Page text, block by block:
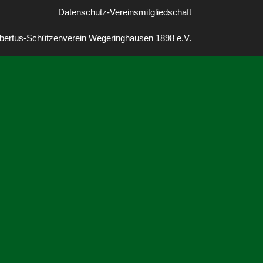
Datenschutz-Vereinsmitgliedschaft
Schützenverein Wegeringhausen 1898 e.V.